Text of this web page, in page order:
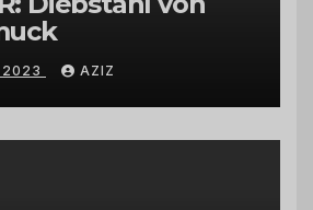
2023 AZIZ